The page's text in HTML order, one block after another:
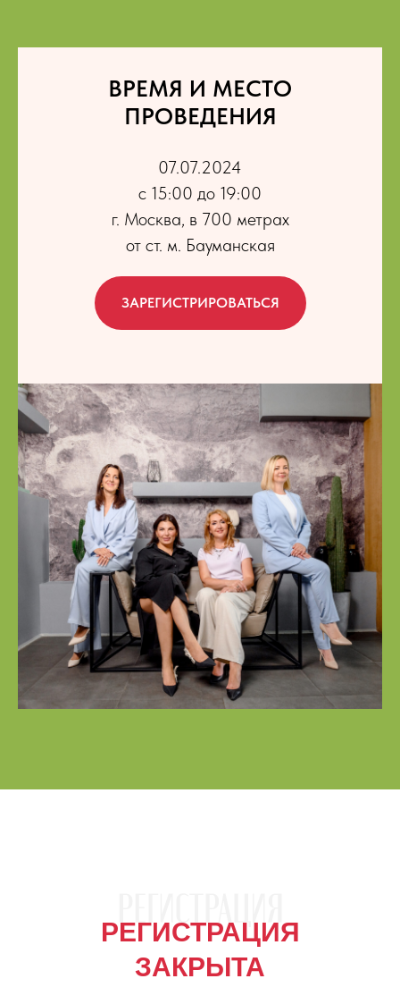
ВРЕМЯ И МЕСТО
ПРОВЕДЕНИЯ
07.07.2024
с 15:00 до 19:00
г. Москва, в 700 метрах
от ст. м. Бауманская
ЗАРЕГИСТРИРОВАТЬСЯ
РЕГИСТРАЦИЯ
ЗАКРЫТА